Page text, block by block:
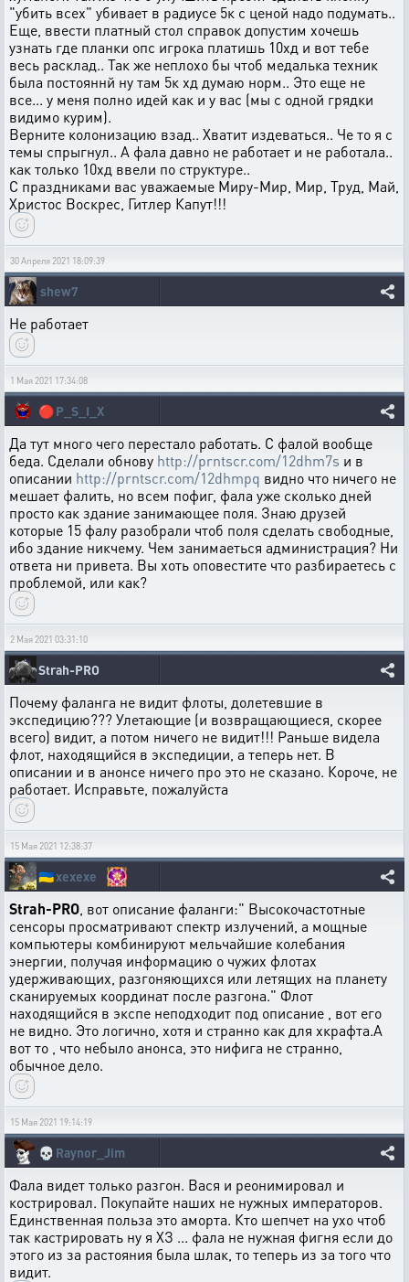
"убить всех" убивает в радиусе 5к с ценой надо подумать..
Еще, ввести платный стол справок допустим хочешь
узнать где планки опс игрока платишь 10хд и вот тебе
весь расклад.. Так же неплохо бы чтоб медалька техник
была постояннй ну там 5к хд думаю норм.. Это еще не
все... у меня полно идей как и у вас (мы с одной грядки
видимо курим).
Верните колонизацию взад.. Хватит издеваться.. Че то я с
темы спрыгнул.. А фала давно не работает и не работала..
как только 10хд ввели по структуре..
С праздниками вас уважаемые Миру-Мир, Мир, Труд, Май,
Христос Воскрес, Гитлер Капут!!!
30 Апреля 2021 18:09:39
shew7
Не работает
1 Мая 2021 17:34:08
🔴P_S_I_X
Да тут много чего перестало работать. С фалой вообще
беда. Сделали обнову http://prntscr.com/12dhm7s и в
описании http://prntscr.com/12dhmpq видно что ничего не
мешает фалить, но всем пофиг, фала уже сколько дней
просто как здание занимающее поля. Знаю друзей
которые 15 фалу разобрали чтоб поля сделать свободные,
ибо здание никчему. Чем занимаеться администрация? Ни
ответа ни привета. Вы хоть оповестите что разбираетесь с
проблемой, или как?
2 Мая 2021 03:31:10
Strah-PRO
Почему фаланга не видит флоты, долетевшие в
экспедицию??? Улетающие (и возвращающиеся, скорее
всего) видит, а потом ничего не видит!!! Раньше видела
флот, находящийся в экспедиции, а теперь нет. В
описании и в анонсе ничего про это не сказано. Короче, не
работает. Исправьте, пожалуйста
15 Мая 2021 12:38:37
🇺🇦xexexe
Strah-PRO , вот описание фаланги:" Высокочастотные
сенсоры просматривают спектр излучений, а мощные
компьютеры комбинируют мельчайшие колебания
энергии, получая информацию о чужих флотах
удерживающих, разгоняющихся или летящих на планету
сканируемых координат после разгона." Флот
находящийся в экспе неподходит под описание , вот его
не видно. Это логично, хотя и странно как для хкрафта.А
вот то , что небыло анонса, это нифига не странно,
обычное дело.
15 Мая 2021 19:14:19
💀 Raynor_Jim
Фала видет только разгон. Вася и реонимировал и
кострировал. Покупайте наших не нужных императоров.
Единственная польза это аморта. Кто шепчет на ухо чтоб
так кастрировать ну я ХЗ ... фала не нужная фигня если до
этого из за растояния была шлак, то теперь из за того что
видит.